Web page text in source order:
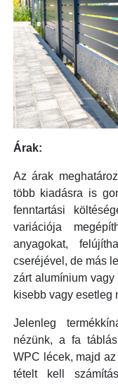
Árak:
Az árak
több kiadásra is
fenntartási
variációja
anyagokat,
cseréjével, de más
zárt alumínium
kisebb vagy esetleg
Jelenleg
nézünk, a fa
WPC lécek, majd
tételt kell